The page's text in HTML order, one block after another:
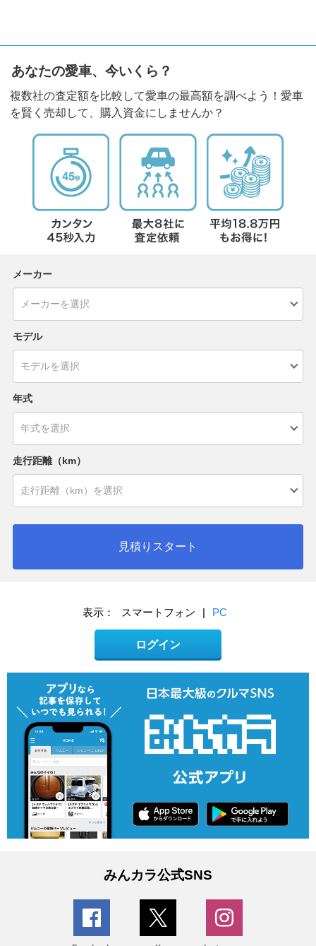
あなたの愛車、今いくら？
複数社の査定額を比較して愛車の最高額を調べよう！愛車
を賢く売却して、購入資金にしませんか？
メーカー
モデル
年式
走行距離（km）
見積りスタート
表示： スマートフォン | PC
ログイン
みんカラ公式SNS